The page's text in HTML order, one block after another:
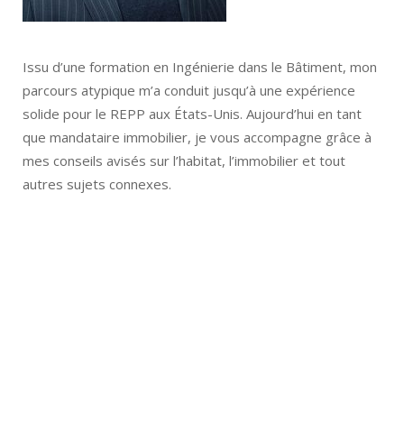
Issu d’une formation en Ingénierie dans le Bâtiment, mon
parcours atypique m’a conduit jusqu’à une expérience
solide pour le REPP aux États-Unis. Aujourd’hui en tant
que mandataire immobilier, je vous accompagne grâce à
mes conseils avisés sur l’habitat, l’immobilier et tout
autres sujets connexes.